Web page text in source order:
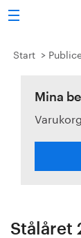
Sök
Stålindustrin
Vision 2050
Forskning/
Publicerat
Start
Mina
Stålåret